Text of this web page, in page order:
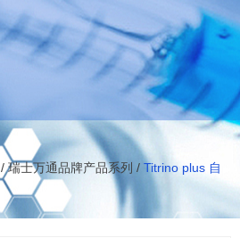
/瑞士万通品牌产品系列 / Titrino plus 自